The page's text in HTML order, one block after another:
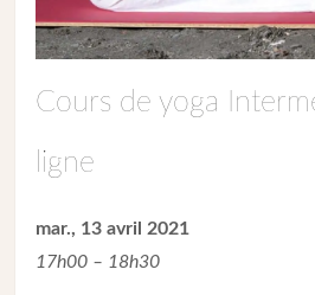
Cours de yoga
ligne
mar., 13 avril 2021
17h00 – 18h30